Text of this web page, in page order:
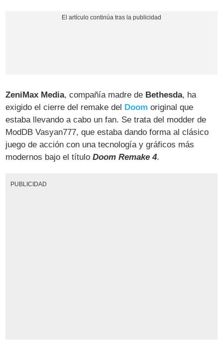
ZeniMax Media, compañía madre de Bethesda, ha
exigido el cierre del remake del Doom original que
estaba llevando a cabo un fan. Se trata del modder de
ModDB Vasyan777, que estaba dando forma al clásico
juego de acción con una tecnología y gráficos más
modernos bajo el títuloDoom Remake 4.
PUBLICIDAD